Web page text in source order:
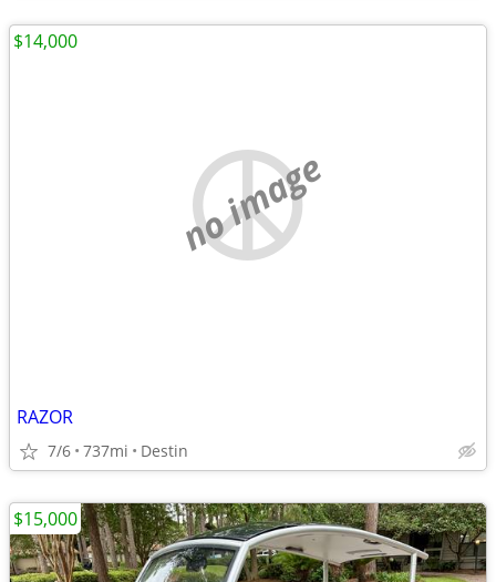
no image
RAZOR
7/6 737mi Destin
$14,000
$15,000